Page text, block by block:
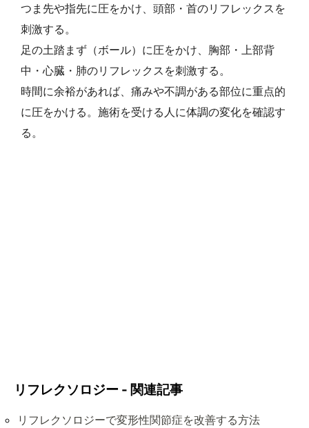
つま先や指先に圧をかけ、頭部・首のリフレックスを
刺激する。
足の土踏まず（ボール）に圧をかけ、胸部・上部背
中・心臓・肺のリフレックスを刺激する。
時間に余裕があれば、痛みや不調がある部位に重点的
に圧をかける。施術を受ける人に体調の変化を確認す
る。
リフレクソロジー - 関連記事
リフレクソロジーで変形性関節症を改善する方法